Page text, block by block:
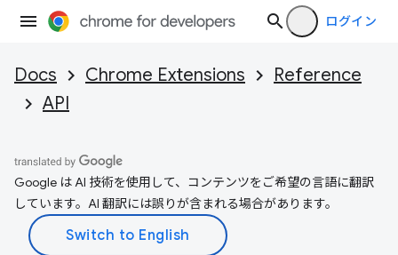
ログイン
Docs Chrome Extensions
Reference
API
Google は AI 技術を使用して、コンテンツをご希望の言語に翻訳
しています。AI 翻訳には誤りが含まれる場合があります。